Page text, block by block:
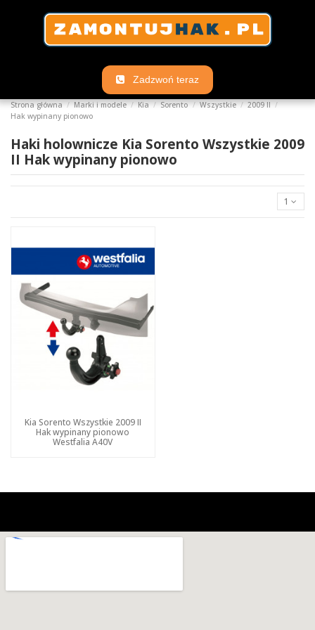
Zadzwoń teraz
Strona główna Marki i modele Kia Sorento Wszystkie
2009 II
Hak wypinany pionowo
Haki holownicze Kia Sorento Wszystkie 2009
II Hak wypinany pionowo
1
Kia Sorento Wszystkie 2009 II
Hak wypinany pionowo
Westfalia A40V